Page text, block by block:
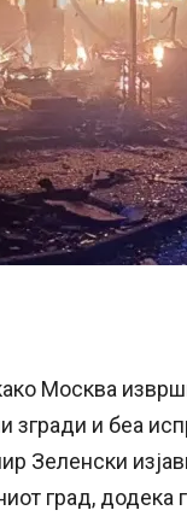
Москва
згради и беа
Зеленски
град,